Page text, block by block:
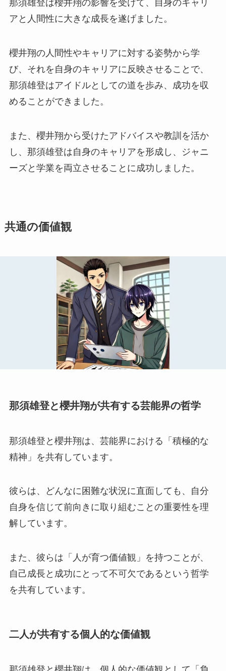
那須雄登は櫻井翔の影響を受けて、自身のキャリ
アと人間性に大きな成長を遂げました。
櫻井翔の人間性やキャリアに対する姿勢から学
び、それを自身のキャリアに反映させることで、
那須雄登はアイドルとしての道を歩み、成功を収
めることができました。
また、櫻井翔から受けたアドバイスや教訓を活か
し、那須雄登は自身のキャリアを形成し、ジャニ
ーズと学業を両立させることに成功しました。
共通の価値観
那須雄登と櫻井翔が共有する芸能界の哲学
那須雄登と櫻井翔は、芸能界における「積極的な
精神」を共有しています。
彼らは、どんなに困難な状況に直面しても、自分
自身を信じて前向きに取り組むことの重要性を理
解しています。
また、彼らは「人が育つ価値観」を持つことが、
自己成長と成功にとって不可欠であるという哲学
を共有しています。
二人が共有する個人的な価値観